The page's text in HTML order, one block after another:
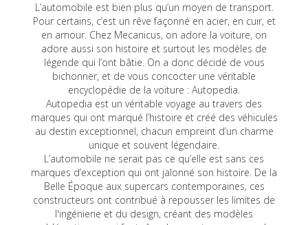
L’automobile est bien plus qu’un moyen de transport.
Pour certains, c’est un rêve façonné en acier, en cuir, et
en amour. Chez Mecanicus, on adore la voiture, on
adore aussi son histoire et surtout les modèles de
légende qui l’ont bâtie. On a donc décidé de vous
bichonner, et de vous concocter une véritable
encyclopédie de la voiture : Autopedia.
Autopedia est un véritable voyage au travers des
marques qui ont marqué l’histoire et créé des véhicules
au destin exceptionnel, chacun empreint d’un charme
unique et souvent légendaire.
L’automobile ne serait pas ce qu’elle est sans ces
marques d’exception qui ont jalonné son histoire. De la
Belle Époque aux supercars contemporaines, ces
constructeurs ont contribué à repousser les limites de
l'ingénierie et du design, créant des modèles